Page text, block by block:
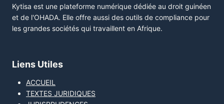
Kytisa est une plateforme numérique dédiée au droit guinéen
et de l'OHADA. Elle offre aussi des outils de compliance pour
les grandes sociétés qui travaillent en Afrique.
Liens Utiles
ACCUEIL
TEXTES JURIDIQUES